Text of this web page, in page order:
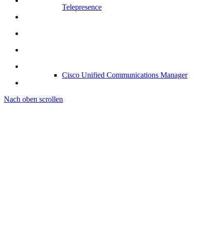
Telepresence
Cisco Unified Communications Manager
Nach oben scrollen